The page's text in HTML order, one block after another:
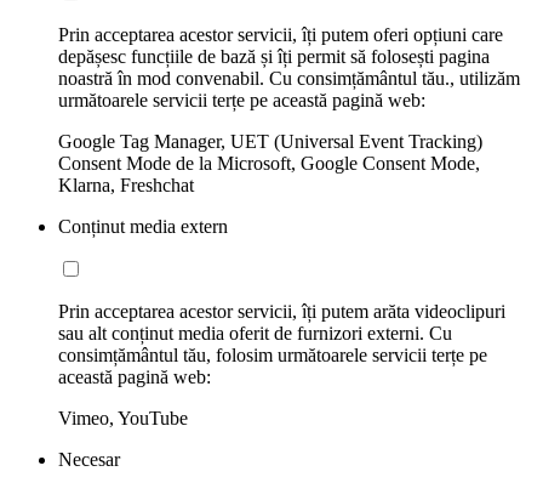
Prin acceptarea acestor servicii, îți putem oferi opțiuni care
depășesc funcțiile de bază și îți permit să folosești pagina
noastră în mod convenabil. Cu consimțământul tău., utilizăm
următoarele servicii terțe pe această pagină web:
Google Tag Manager, UET (Universal Event Tracking)
Consent Mode de la Microsoft, Google Consent Mode,
Klarna, Freshchat
Conținut media extern
Prin acceptarea acestor servicii, îți putem arăta videoclipuri
sau alt conținut media oferit de furnizori externi. Cu
consimțământul tău, folosim următoarele servicii terțe pe
această pagină web:
Vimeo, YouTube
Necesar